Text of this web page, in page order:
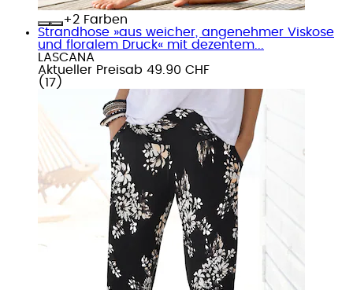
+
Farben
Strandhose »aus weicher, angenehmer Viskose
und floralem Druck« mit dezentem...
LASCANA
Aktueller Preisab 49.90 CHF
( 17 )